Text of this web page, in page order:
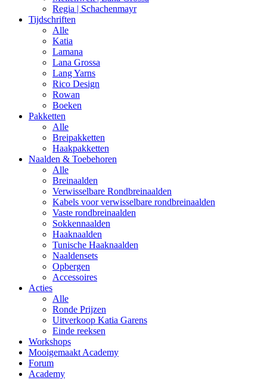
Regia | Schachenmayr
Tijdschriften
Alle
Katia
Lamana
Lana Grossa
Lang Yarns
Rico Design
Rowan
Boeken
Pakketten
Alle
Breipakketten
Haakpakketten
Naalden & Toebehoren
Alle
Breinaalden
Verwisselbare Rondbreinaalden
Kabels voor verwisselbare rondbreinaalden
Vaste rondbreinaalden
Sokkennaalden
Haaknaalden
Tunische Haaknaalden
Naaldensets
Opbergen
Accessoires
Acties
Alle
Ronde Prijzen
Uitverkoop Katia Garens
Einde reeksen
Workshops
Mooigemaakt Academy
Forum
Academy